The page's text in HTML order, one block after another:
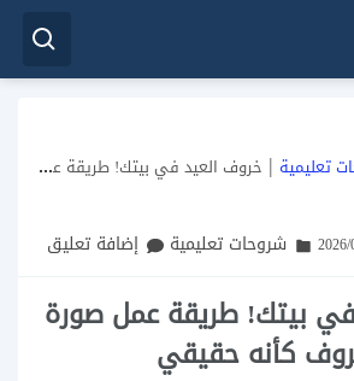
تعليمية | خروف العيد في بيتك! طريقة عمل صورة لطفلك مع خروف كأنه حقيقي
شروحات تعليمية إضافة تعليق
بيتك! طريقة عمل صورة
كأنه حقيقي